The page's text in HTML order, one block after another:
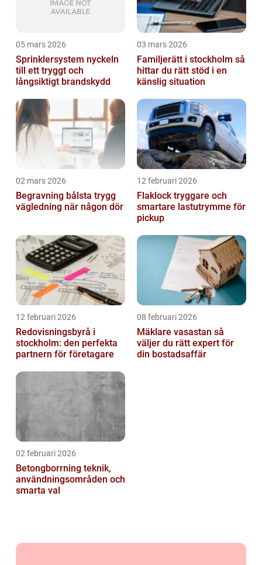
05 mars 2026
Sprinklersystem nyckeln
till ett tryggt och
långsiktigt brandskydd
03 mars 2026
Familjerätt i stockholm så
hittar du rätt stöd i en
känslig situation
02 mars 2026
Begravning bålsta trygg
vägledning när någon dör
12 februari 2026
Flaklock tryggare och
smartare lastutrymme för
pickup
12 februari 2026
Redovisningsbyrå i
stockholm: den perfekta
partnern för företagare
08 februari 2026
Mäklare vasastan så
väljer du rätt expert för
din bostadsaffär
02 februari 2026
Betongborrning teknik,
användningsområden och
smarta val